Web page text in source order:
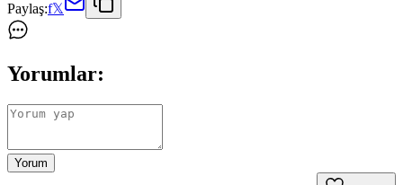
Paylaş:f𝕏
Yorumlar:
Yorum